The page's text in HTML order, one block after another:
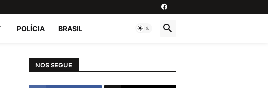
POLÍCIA BRASIL
NOS SEGUE